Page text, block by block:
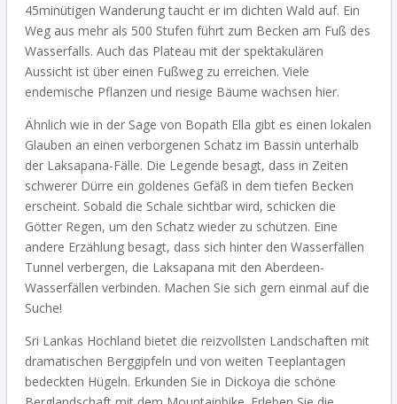
45minütigen Wanderung taucht er im dichten Wald auf. Ein
Weg aus mehr als 500 Stufen führt zum Becken am Fuß des
Wasserfalls. Auch das Plateau mit der spektakulären
Aussicht ist über einen Fußweg zu erreichen. Viele
endemische Pflanzen und riesige Bäume wachsen hier.
Ähnlich wie in der Sage von Bopath Ella gibt es einen lokalen
Glauben an einen verborgenen Schatz im Bassin unterhalb
der Laksapana-Fälle. Die Legende besagt, dass in Zeiten
schwerer Dürre ein goldenes Gefäß in dem tiefen Becken
erscheint. Sobald die Schale sichtbar wird, schicken die
Götter Regen, um den Schatz wieder zu schützen. Eine
andere Erzählung besagt, dass sich hinter den Wasserfällen
Tunnel verbergen, die Laksapana mit den Aberdeen-
Wasserfällen verbinden. Machen Sie sich gern einmal auf die
Suche!
Sri Lankas Hochland bietet die reizvollsten Landschaften mit
dramatischen Berggipfeln und von weiten Teeplantagen
bedeckten Hügeln. Erkunden Sie in Dickoya die schöne